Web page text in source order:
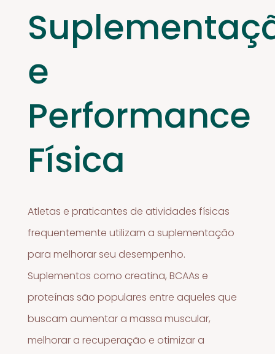
e
Performance
Física
Atletas e praticantes de atividades físicas
frequentemente utilizam a suplementação
para melhorar seu desempenho.
Suplementos como creatina, BCAAs e
proteínas são populares entre aqueles que
buscam aumentar a massa muscular,
melhorar a recuperação e otimizar a